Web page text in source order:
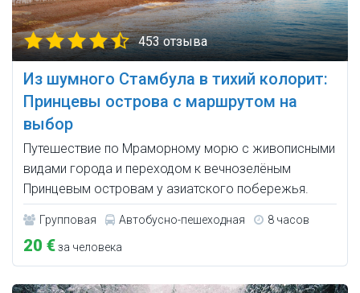
453 отзыва
Из шумного Стамбула в тихий колорит:
Принцевы острова с маршрутом на
выбор
Путешествие по Мраморному морю с живописными
видами города и переходом к вечнозелёным
Принцевым островам у азиатского побережья.
Групповая Автобусно-пешеходная 8 часов
20 €за человека